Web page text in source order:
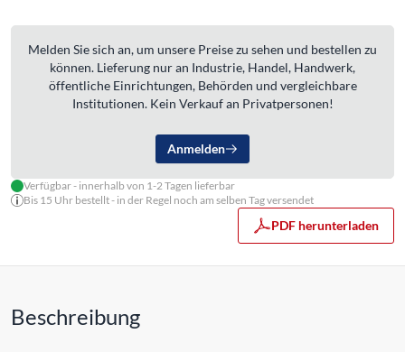
Melden Sie sich an, um unsere Preise zu sehen und bestellen zu
können. Lieferung nur an Industrie, Handel, Handwerk,
öffentliche Einrichtungen, Behörden und vergleichbare
Institutionen. Kein Verkauf an Privatpersonen!
Anmelden
Verfügbar - innerhalb von 1-2 Tagen lieferbar
Bis 15 Uhr bestellt - in der Regel noch am selben Tag versendet
PDF herunterladen
Beschreibung